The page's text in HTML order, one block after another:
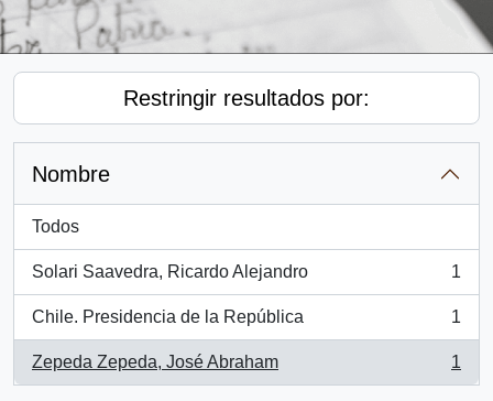
Restringir resultados por:
Nombre
Todos
Solari Saavedra, Ricardo Alejandro
, 1 resultados
1
Chile. Presidencia de la República
, 1 resultados
1
Zepeda Zepeda, José Abraham
, 1 resultados
1